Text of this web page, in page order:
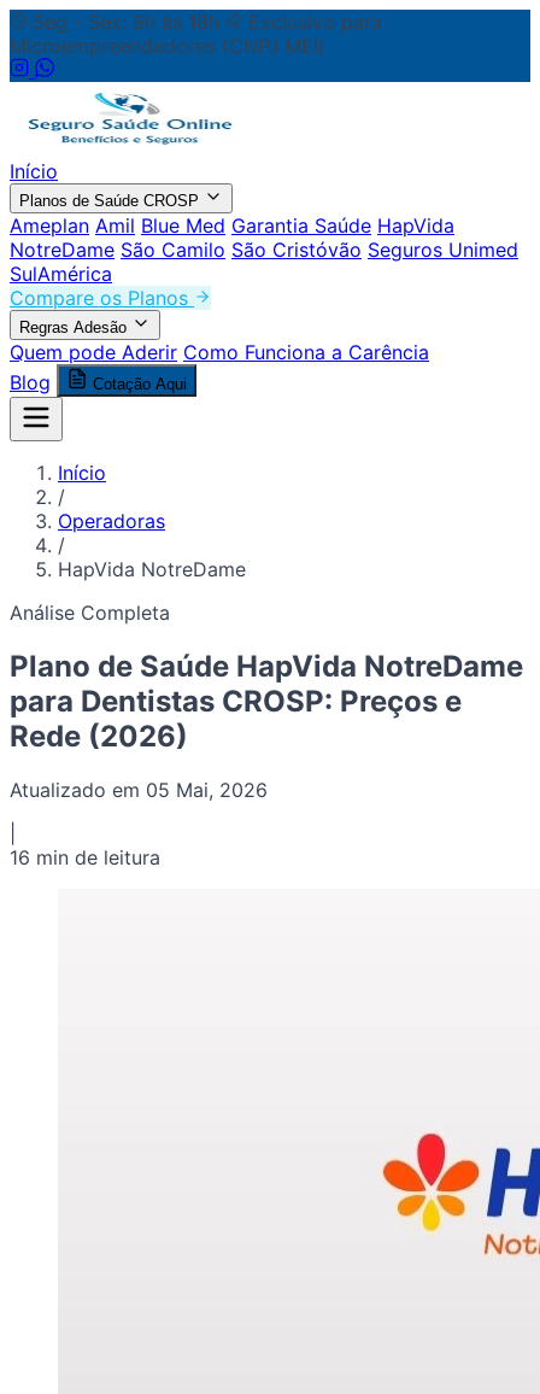
Seg - Sex: 9h às 18h
Exclusivo para
Microempreendedores (CNPJ MEI)
Início
Planos de Saúde CROSP
Ameplan Amil Blue Med Garantia Saúde HapVida
NotreDame São Camilo São Cristóvão Seguros Unimed
SulAmérica
Compare os Planos
Regras Adesão
Quem pode Aderir Como Funciona a Carência
Blog
Cotação Aqui
Início
/
Operadoras
/
HapVida NotreDame
Análise Completa
Plano de Saúde HapVida NotreDame
para Dentistas CROSP: Preços e
Rede (2026)
Atualizado em 05 Mai, 2026
16 min de leitura